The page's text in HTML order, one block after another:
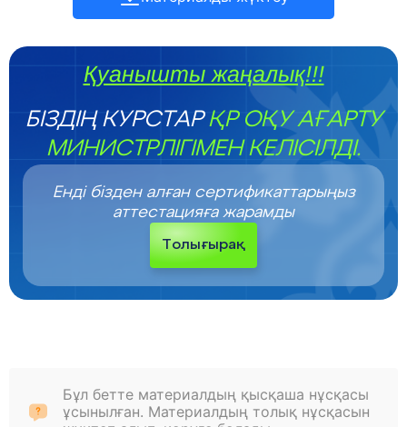
Қуанышты жаңалық!!!
БІЗДІҢ КУРСТАРҚР ОҚУ АҒАРТУ
МИНИСТРЛІГІМЕН КЕЛІСІЛДІ.
Енді бізден алған сертификаттарыңыз
аттестацияға жарамды
Толығырақ
Бұл бетте материалдың қысқаша нұсқасы
ұсынылған. Материалдың толық нұсқасын